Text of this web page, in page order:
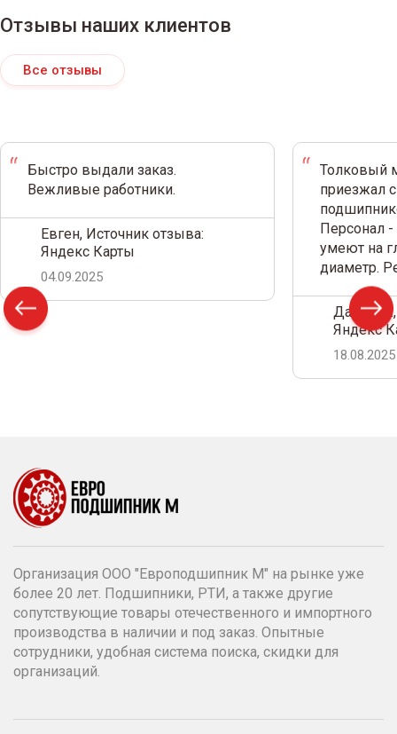
Отзывы наших клиентов
Все отзывы
Быстро выдали заказ.
Вежливые работники.
Евген, Источник отзыва:
Яндекс Карты
04.09.2025
Толковый
приезжал
Персонал
умеют на
диаметр.
Дамир
Яндекс
18.08.2025
Организация ООО "Европодшипник М" на рынке уже
более 20 лет. Подшипники, РТИ, а также другие
сопутствующие товары отечественного и импортного
производства в наличии и под заказ. Опытные
сотрудники, удобная система поиска, скидки для
организаций.